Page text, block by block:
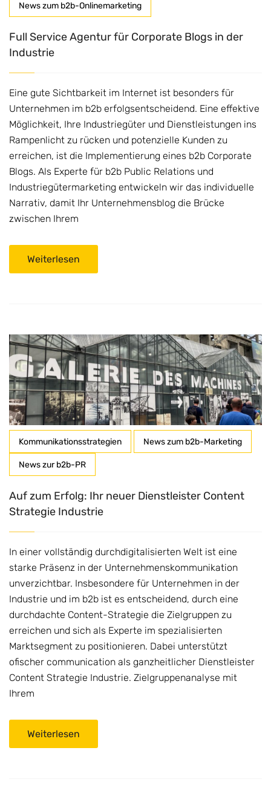
News zum b2b-Onlinemarketing
Full Service Agentur für Corporate Blogs in der
Industrie
Eine gute Sichtbarkeit im Internet ist besonders für
Unternehmen im b2b erfolgsentscheidend. Eine effektive
Möglichkeit, Ihre Industriegüter und Dienstleistungen ins
Rampenlicht zu rücken und potenzielle Kunden zu
erreichen, ist die Implementierung eines b2b Corporate
Blogs. Als Experte für b2b Public Relations und
Industriegütermarketing entwickeln wir das individuelle
Narrativ, damit Ihr Unternehmensblog die Brücke
zwischen Ihrem
Weiterlesen
Kommunikationsstrategien News zum b2b-Marketing
News zur b2b-PR
Auf zum Erfolg: Ihr neuer Dienstleister Content
Strategie Industrie
In einer vollständig durchdigitalisierten Welt ist eine
starke Präsenz in der Unternehmenskommunikation
unverzichtbar. Insbesondere für Unternehmen in der
Industrie und im b2b ist es entscheidend, durch eine
durchdachte Content-Strategie die Zielgruppen zu
erreichen und sich als Experte im spezialisierten
Marktsegment zu positionieren. Dabei unterstützt
ofischer communication als ganzheitlicher Dienstleister
Content Strategie Industrie. Zielgruppenanalyse mit
Ihrem
Weiterlesen